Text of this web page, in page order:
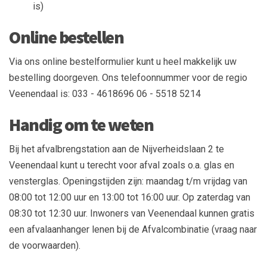
is)
Online bestellen
Via ons online bestelformulier kunt u heel makkelijk uw
bestelling doorgeven. Ons telefoonnummer voor de regio
Veenendaal is: 033 - 4618696 06 - 5518 5214
Handig om te weten
Bij het afvalbrengstation aan de Nijverheidslaan 2 te
Veenendaal kunt u terecht voor afval zoals o.a. glas en
vensterglas. Openingstijden zijn: maandag t/m vrijdag van
08:00 tot 12:00 uur en 13:00 tot 16:00 uur. Op zaterdag van
08:30 tot 12:30 uur. Inwoners van Veenendaal kunnen gratis
een afvalaanhanger lenen bij de Afvalcombinatie (vraag naar
de voorwaarden).